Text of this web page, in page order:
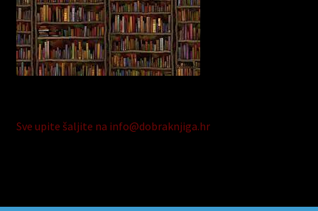
Sve upite šaljite na info@dobraknjiga.hr